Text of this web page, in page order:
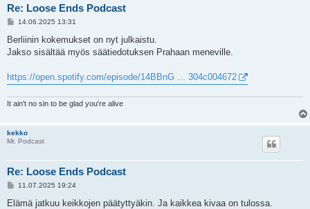
Re: Loose Ends Podcast
V
e
t
14.06.2025 13:31
Berliinin kokemukset on nyt julkaistu.
Jakso sisältää myös säätiedotuksen Prahaan meneville.
https://open.spotify.com/episode/14BBnG ... 304c004672
It ain't no sin to be glad you're alive
kekko
Mr. Podcast
Re: Loose Ends Podcast
V
e
11.07.2025 19:24
Elämä jatkuu keikkojen päätyttyäkin. Ja kaikkea kivaa on tulossa.